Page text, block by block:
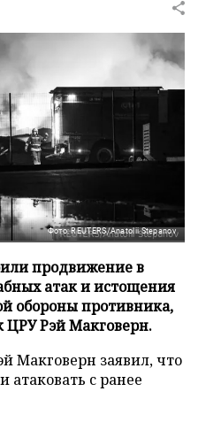
Фото: REUTERS/Anatolii Stepanov
продвижение в
атак и истощения
обороны противника,
Рэй Макговерн.
Макговерн заявил, что
атаковать с ранее